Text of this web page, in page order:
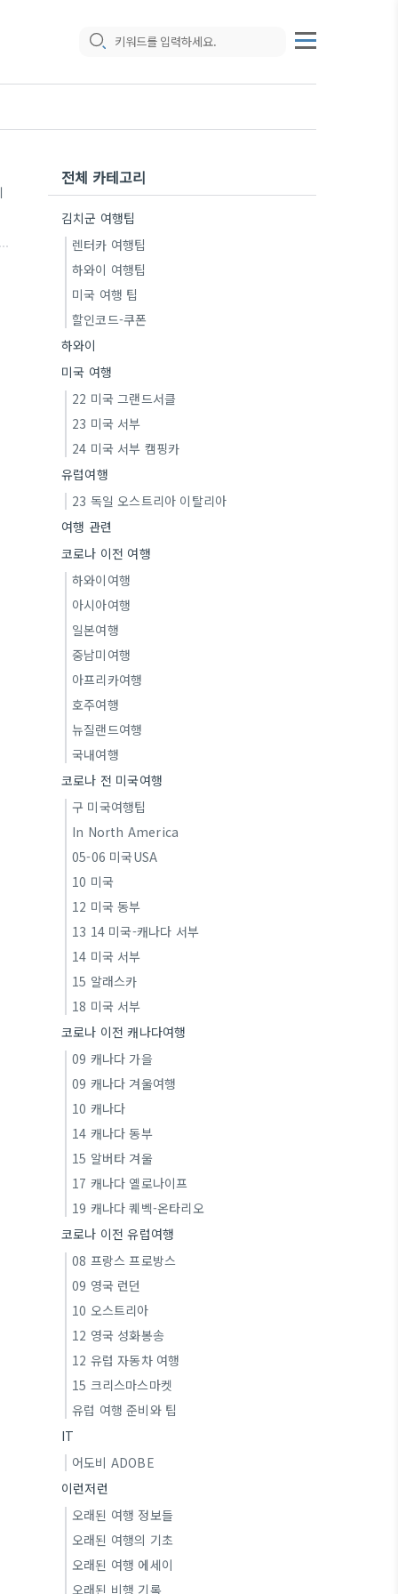
전체 카테고리
김치군 여행팁
렌터카 여행팁
하와이 여행팁
미국 여행 팁
할인코드-쿠폰
하와이
미국 여행
22 미국 그랜드서클
23 미국 서부
24 미국 서부 캠핑카
유럽여행
23 독일 오스트리아 이탈리아
여행 관련
코로나 이전 여행
하와이여행
아시아여행
일본여행
중남미여행
아프리카여행
호주여행
뉴질랜드여행
국내여행
코로나 전 미국여행
구 미국여행팁
In North America
05-06 미국USA
10 미국
12 미국 동부
13 14 미국-캐나다 서부
14 미국 서부
15 알래스카
18 미국 서부
코로나 이전 캐나다여행
09 캐나다 가을
09 캐나다 겨울여행
10 캐나다
14 캐나다 동부
15 알버타 겨울
17 캐나다 옐로나이프
19 캐나다 퀘벡-온타리오
코로나 이전 유럽여행
08 프랑스 프로방스
09 영국 런던
10 오스트리아
12 영국 성화봉송
12 유럽 자동차 여행
15 크리스마스마켓
유럽 여행 준비와 팁
IT
어도비 ADOBE
이런저런
오래된 여행 정보들
오래된 여행의 기초
오래된 여행 에세이
오래된 비행 기록